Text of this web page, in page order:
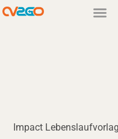
Zum
Impact